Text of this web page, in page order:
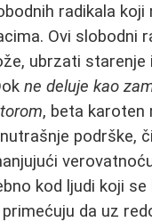
radikala koji
Ovi slobodni
ubrzati starenje
ne deluje kao
, beta karoten
podrške,
kod ljudi koji se
da uz